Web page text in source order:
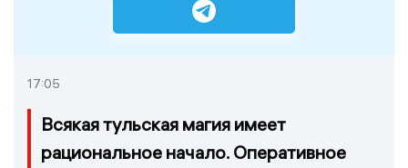
17:05
Всякая тульская магия имеет
рациональное начало. Оперативное